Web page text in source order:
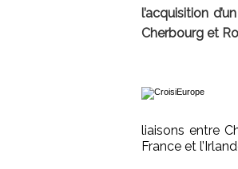
l’acquisition
Cherbourg et
liaisons entre
France et